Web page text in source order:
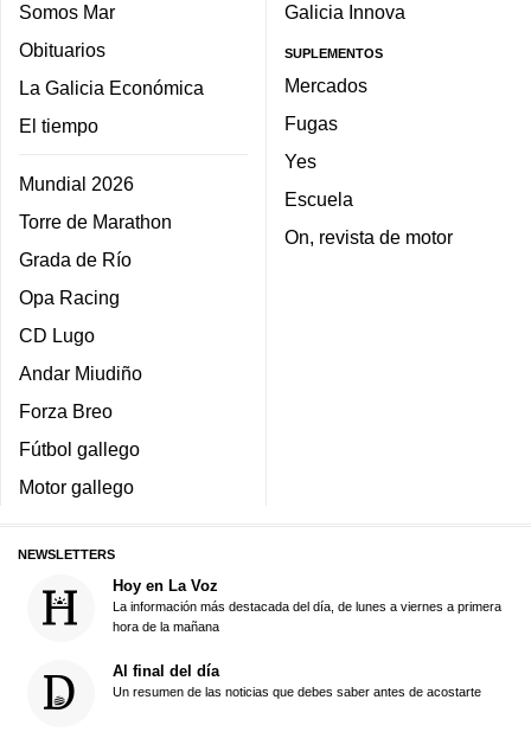
Somos Mar
Obituarios
La Galicia Económica
El tiempo
Mundial 2026
Torre de Marathon
Grada de Río
Opa Racing
CD Lugo
Andar Miudiño
Forza Breo
Fútbol gallego
Motor gallego
Galicia Innova
SUPLEMENTOS
Mercados
Fugas
Yes
Escuela
On, revista de motor
NEWSLETTERS
Hoy en La Voz
La información más destacada del día, de lunes a viernes a primera
hora de la mañana
Al final del día
Un resumen de las noticias que debes saber antes de acostarte